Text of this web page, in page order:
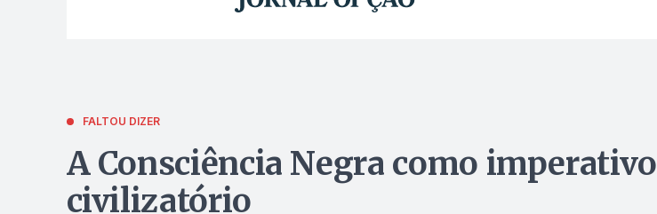
FALTOU DIZER
A Consciência Negra como imperativo
civilizatório